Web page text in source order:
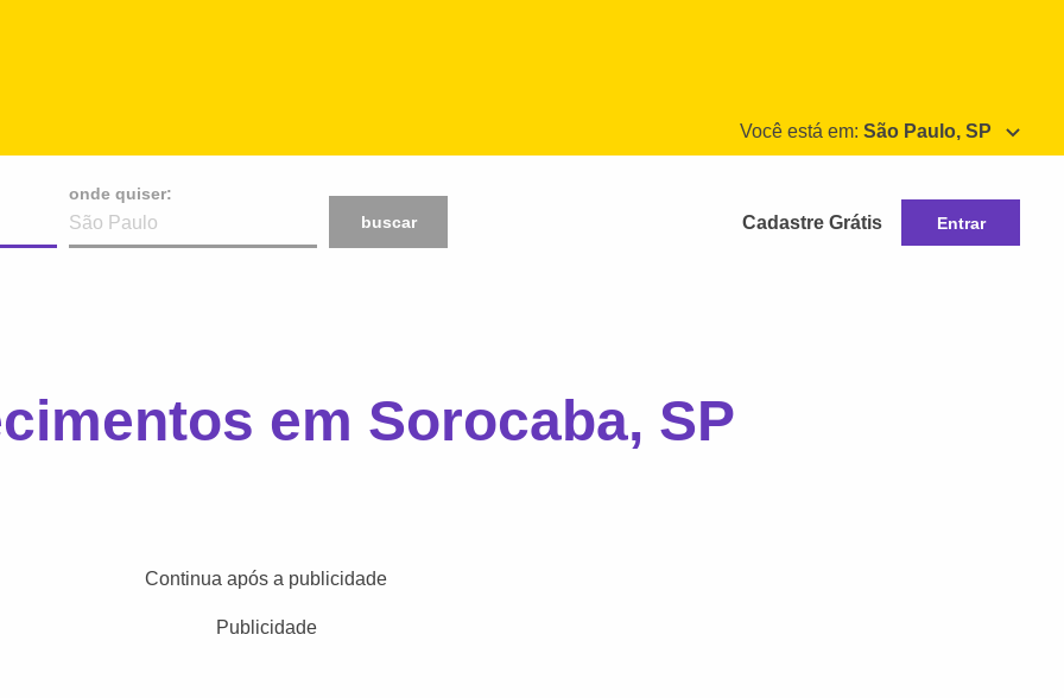
Você está em: São Paulo, SP
onde quiser:
buscar
Cadastre Grátis Entrar
em Sorocaba, SP
Continua após a publicidade
Publicidade